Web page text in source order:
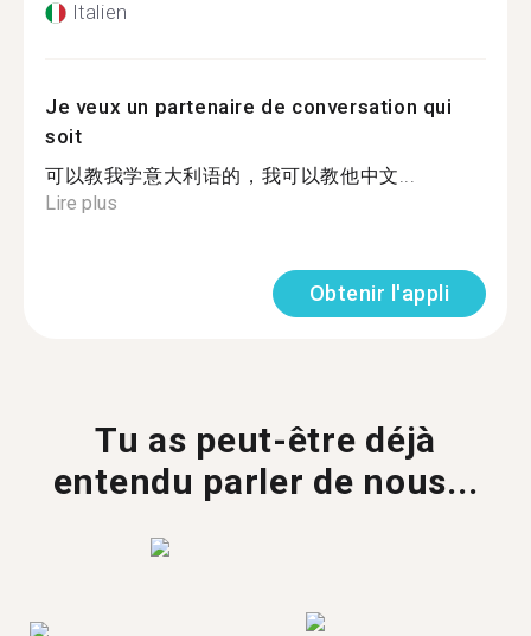
Italien
Je veux un partenaire de conversation qui
soit
可以教我学意大利语的，我可以教他中文...
Lire plus
Obtenir l'appli
Tu as peut-être déjà
entendu parler de nous...